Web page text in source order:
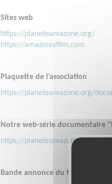
Sites web
https://planeteamazone.org/
https://amazoniafilm.com
Plaquette de l’association
https://planeteamazone.org/
Notre web-série documentaire
https://planeteamazone.org/
Bande annonce du film Terra